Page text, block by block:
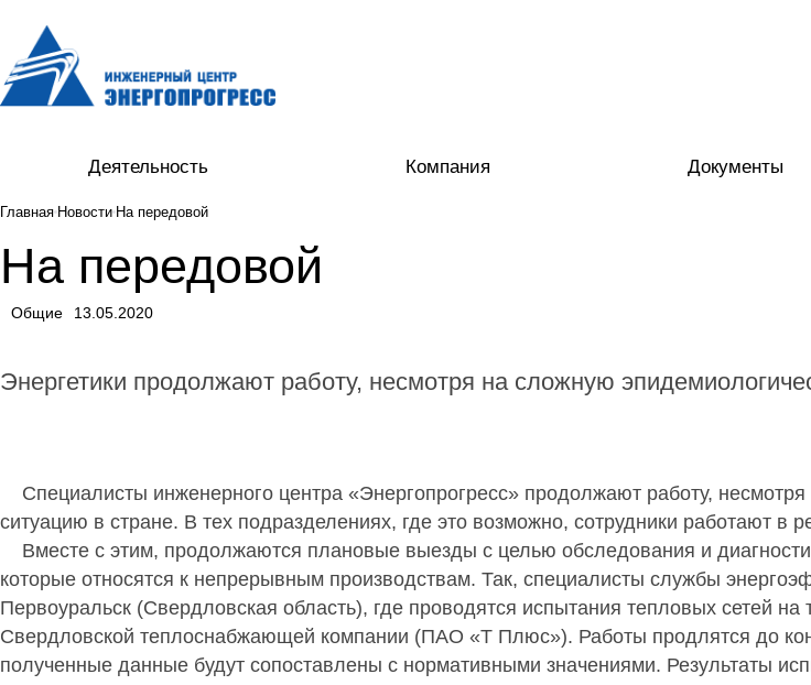
Деятельность Компания Документы
Главная Новости На передовой
На передовой
Общие 13.05.2020
Энергетики продолжают работу, несмотря на сложную
Специалисты инженерного центра «Энергопрогресс» продолжают работу,
ситуацию в стране. В тех подразделениях, где это возможно, сотрудники работают в
Вместе с этим, продолжаются плановые выезды с целью обследования и
которые относятся к непрерывным производствам. Так, специалисты службы
Первоуральск (Свердловская область), где проводятся испытания тепловых сетей
Свердловской теплоснабжающей компании (ПАО «Т Плюс»). Работы продлятся до
полученные данные будут сопоставлены с нормативными значениями. Результаты